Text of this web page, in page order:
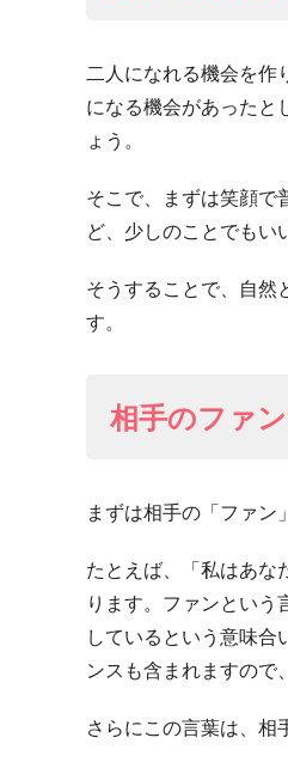
二人になれる機会を作
になる機会があったと
ょう。
そこで、まずは笑顔で
ど、少しのことでもい
そうすることで、自然
す。
相手のファ
まずは相手の「ファン
たとえば、「私はあな
ります。ファンとい
しているという意味
ンスも含まれますので
さらにこの言葉は、相